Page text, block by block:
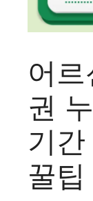
어
권
기
꿀